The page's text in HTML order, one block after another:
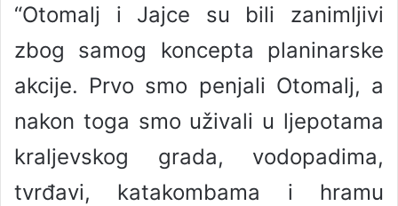
“Otomalj i Jajce su bili zanimljivi
zbog samog koncepta planinarske
akcije. Prvo smo penjali Otomalj, a
nakon toga smo uživali u ljepotama
kraljevskog grada, vodopadima,
tvrđavi, katakombama i hramu